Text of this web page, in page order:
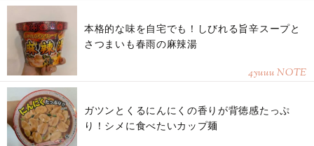
本格的な味を自宅でも！しびれる旨辛スープと
さつまいも春雨の麻辣湯
4yuuu NOTE
ガツンとくるにんにくの香りが背徳感たっぷ
り！シメに食べたいカップ麺